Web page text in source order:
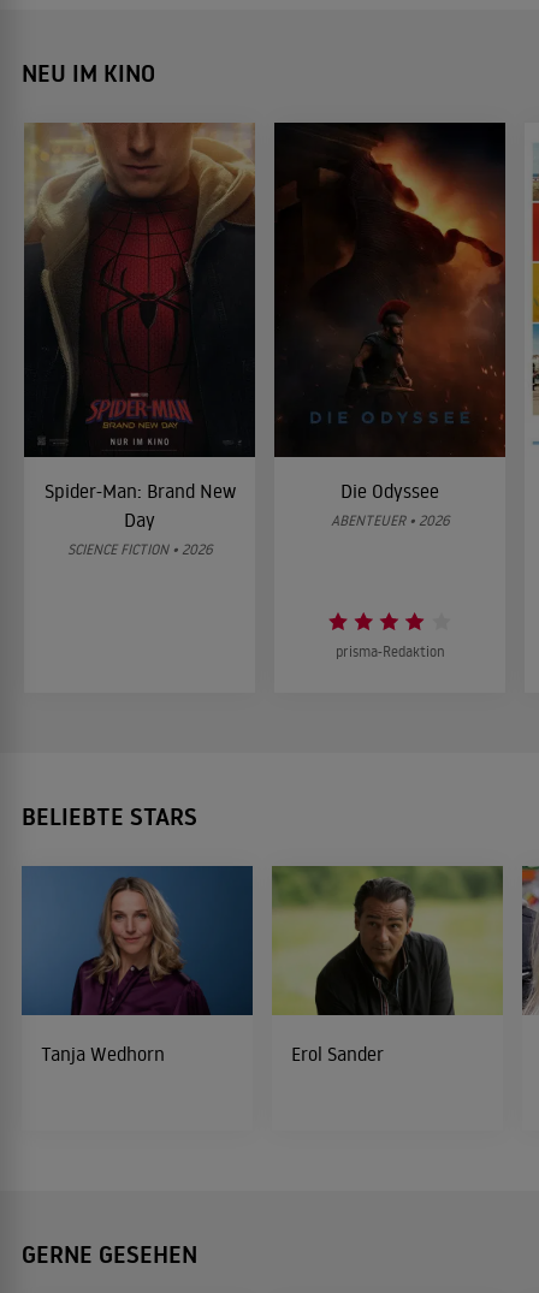
NEU IM KINO
Spider-Man: Brand New
Day
SCIENCE FICTION • 2026
Die Odyssee
ABENTEUER • 2026
prisma-Redaktion
BELIEBTE STARS
Tanja Wedhorn Erol Sander
GERNE GESEHEN